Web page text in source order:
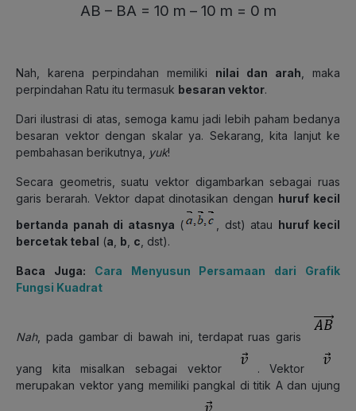
AB – BA = 10 m – 10 m = 0 m
Nah, karena perpindahan memiliki nilai dan arah , maka
perpindahan Ratu itu termasuk besaran vektor.
Dari ilustrasi di atas, semoga kamu jadi lebih paham bedanya
besaran vektor dengan skalar ya. Sekarang, kita lanjut ke
pembahasan berikutnya,
yuk!
Secara geometris, suatu vektor digambarkan sebagai ruas
garis berarah. Vektor dapat dinotasikan dengan huruf kecil
bertanda panah di atasnya ( , dst) atau huruf kecil
bercetak tebal (a b c , dst).
Baca Juga: Cara Menyusun Persamaan dari Grafik
Fungsi Kuadrat
Nah, pada gambar di bawah ini, terdapat ruas garis
yang kita misalkan sebagai vektor
. Vektor
merupakan vektor yang memiliki pangkal di titik A dan ujung